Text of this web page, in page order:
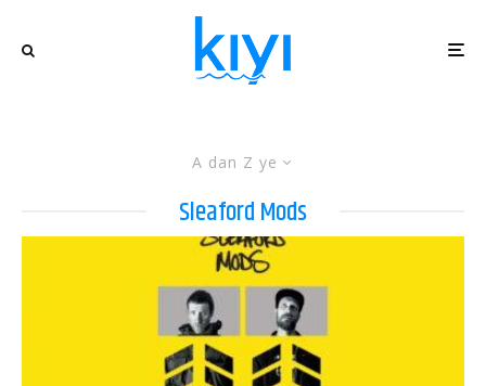
A dan Z ye
Sleaford Mods